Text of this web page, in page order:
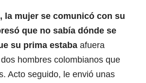
la mujer se comunicó con su
que no sabía dónde se
su prima estaba afuera
hombres colombianos que
Acto seguido, le envió unas